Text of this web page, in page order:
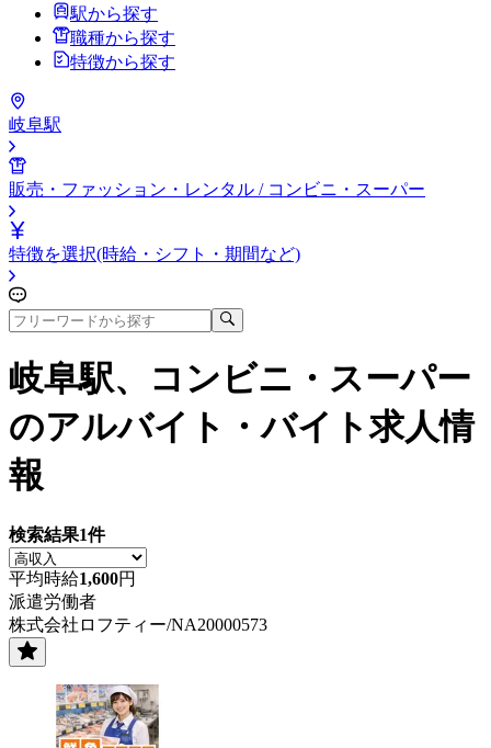
駅から探す
職種から探す
特徴から探す
岐阜駅
販売・ファッション・レンタル / コンビニ・スーパー
特徴を選択(時給・シフト・期間など)
岐阜駅、コンビニ・スーパー
のアルバイト・バイト求人情
報
検索結果1件
平均時給1,600円
派遣労働者
株式会社ロフティー/NA20000573